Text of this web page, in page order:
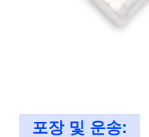
포장 및 운송: